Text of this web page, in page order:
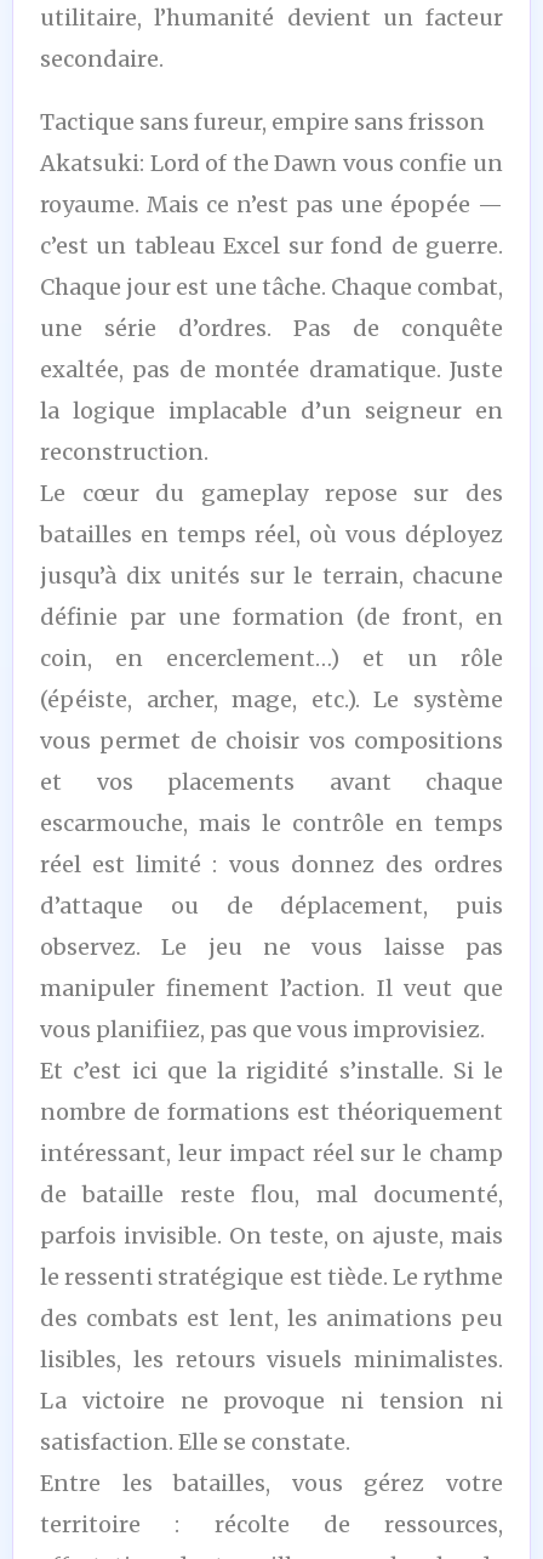
utilitaire, l’humanité devient un facteur
secondaire.
Tactique sans fureur, empire sans frisson
Akatsuki: Lord of the Dawn vous confie un
royaume. Mais ce n’est pas une épopée —
c’est un tableau Excel sur fond de guerre.
Chaque jour est une tâche. Chaque combat,
une série d’ordres. Pas de conquête
exaltée, pas de montée dramatique. Juste
la logique implacable d’un seigneur en
reconstruction.
Le cœur du gameplay repose sur des
batailles en temps réel, où vous déployez
jusqu’à dix unités sur le terrain, chacune
définie par une formation (de front, en
coin, en encerclement…) et un rôle
(épéiste, archer, mage, etc.). Le système
vous permet de choisir vos compositions
et vos placements avant chaque
escarmouche, mais le contrôle en temps
réel est limité : vous donnez des ordres
d’attaque ou de déplacement, puis
observez. Le jeu ne vous laisse pas
manipuler finement l’action. Il veut que
vous planifiiez, pas que vous improvisiez.
Et c’est ici que la rigidité s’installe. Si le
nombre de formations est théoriquement
intéressant, leur impact réel sur le champ
de bataille reste flou, mal documenté,
parfois invisible. On teste, on ajuste, mais
le ressenti stratégique est tiède. Le rythme
des combats est lent, les animations peu
lisibles, les retours visuels minimalistes.
La victoire ne provoque ni tension ni
satisfaction. Elle se constate.
Entre les batailles, vous gérez votre
territoire : récolte de ressources,